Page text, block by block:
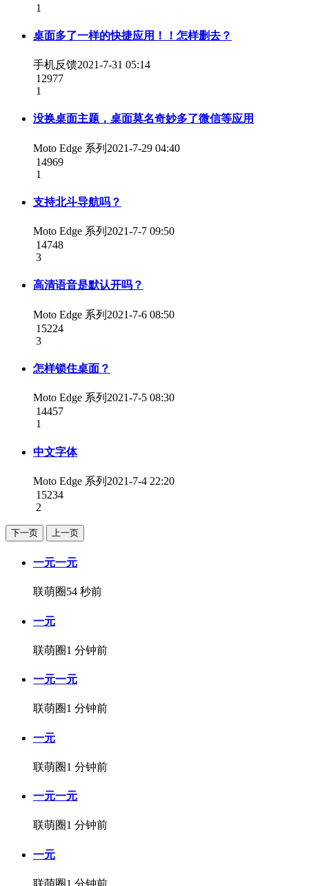
1
桌面多了一样的快捷应用！！怎样删去？
手机反馈2021-7-31 05:14
12977
1
没换桌面主题，桌面莫名奇妙多了微信等应用
Moto Edge 系列 2021-7-29 04:40
14969
1
支持北斗导航吗？
Moto Edge 系列 2021-7-7 09:50
14748
3
高清语音是默认开吗？
Moto Edge 系列 2021-7-6 08:50
15224
3
怎样锁住桌面？
Moto Edge 系列 2021-7-5 08:30
14457
1
中文字体
Moto Edge 系列 2021-7-4 22:20
15234
2
下一页 上一页
一元一元
联萌圈54 秒前
一元
联萌圈1 分钟前
一元一元
联萌圈1 分钟前
一元
联萌圈1 分钟前
一元一元
联萌圈1 分钟前
一元
联萌圈1 分钟前